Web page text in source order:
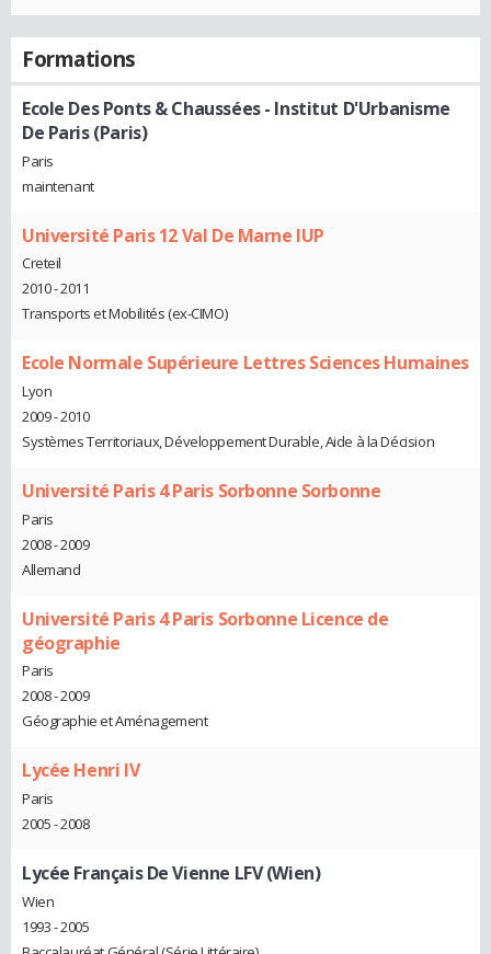
Formations
Ecole Des Ponts & Chaussées - Institut D'Urbanisme
De Paris (Paris)
Paris
maintenant
Université Paris 12 Val De Marne IUP
Creteil
2010 - 2011
Transports et Mobilités (ex-CIMO)
Ecole Normale Supérieure Lettres Sciences Humaines
Lyon
2009 - 2010
Systèmes Territoriaux, Développement Durable, Aide à la Décision
Université Paris 4 Paris Sorbonne Sorbonne
Paris
2008 - 2009
Allemand
Université Paris 4 Paris Sorbonne Licence de
géographie
Paris
2008 - 2009
Géographie et Aménagement
Lycée Henri IV
Paris
2005 - 2008
Lycée Français De Vienne LFV (Wien)
Wien
1993 - 2005